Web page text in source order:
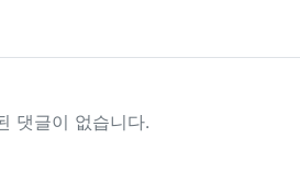
댓글이 없습니다.